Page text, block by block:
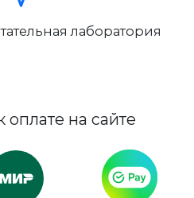
лаборатория
на сайте